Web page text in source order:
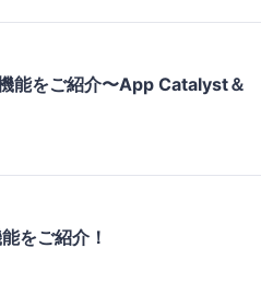
能をご紹介〜App Catalyst＆
をご紹介！